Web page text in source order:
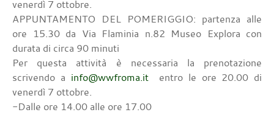
venerdì 7 ottobre.
APPUNTAMENTO DEL POMERIGGIO: partenza alle
ore 15.30 da Via Flaminia n.82 Museo Explora con
durata di circa 90 minuti
Per questa attività è necessaria la prenotazione
scrivendo a info@wwfroma.itentro le ore 20.00 di
venerdì 7 ottobre.
-Dalle ore 14.00 alle ore 17.00